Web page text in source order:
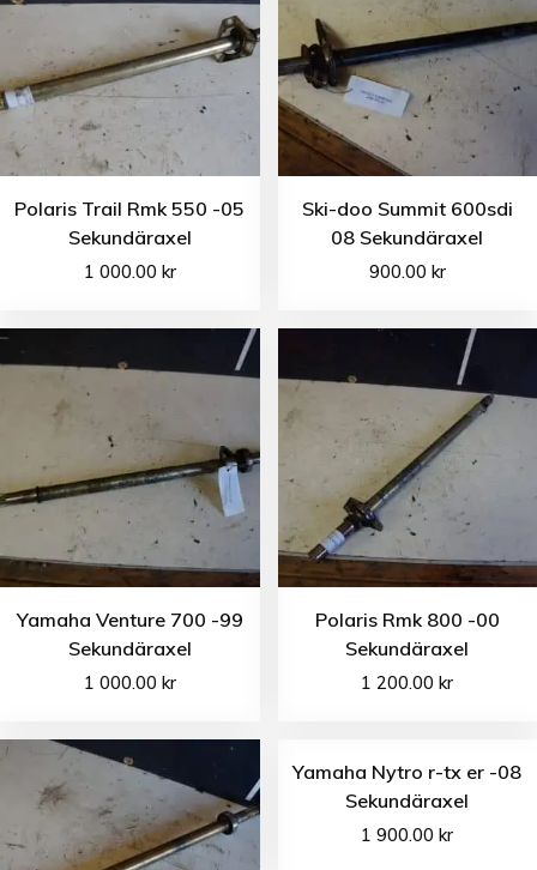
Polaris Trail Rmk 550 -05
Sekundäraxel
1 000.00 kr
Ski-doo Summit 600sdi
08 Sekundäraxel
900.00 kr
Yamaha Venture 700 -99
Sekundäraxel
1 000.00 kr
Polaris Rmk 800 -00
Sekundäraxel
1 200.00kr
Yamaha Nytro r-tx er -08
Sekundäraxel
1 900.00kr